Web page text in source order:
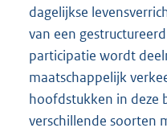
dagelijkse
van een
participatie wordt
maatschappelijk
hoofdstukken in deze
verschillende soorten